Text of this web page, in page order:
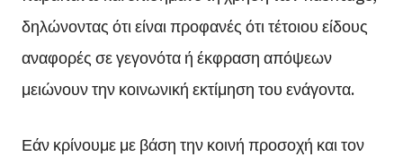
δηλώνοντας ότι είναι προφανές ότι τέτοιου είδους
αναφορές σε γεγονότα ή έκφραση απόψεων
μειώνουν την κοινωνική εκτίμηση του ενάγοντα.
Εάν κρίνουμε με βάση την κοινή προσοχή και τον